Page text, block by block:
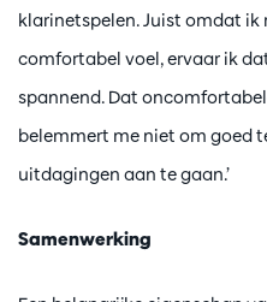
klarinetspelen. Juist omdat ik
comfortabel voel, ervaar ik
spannend. Dat
belemmert me niet om goed
uitdagingen aan te gaan.’
Samenwerking